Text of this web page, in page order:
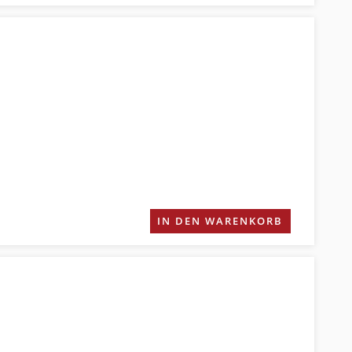
IN DEN WARENKORB